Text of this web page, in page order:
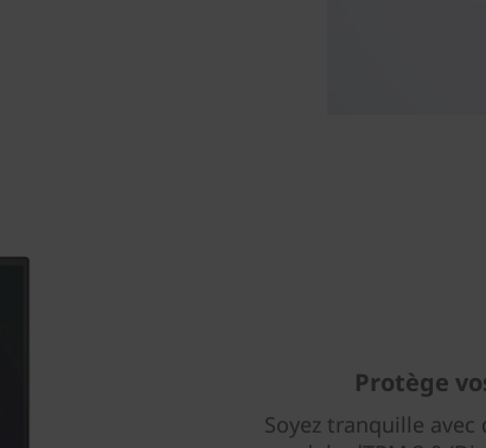
Protège
Soyez tranquille